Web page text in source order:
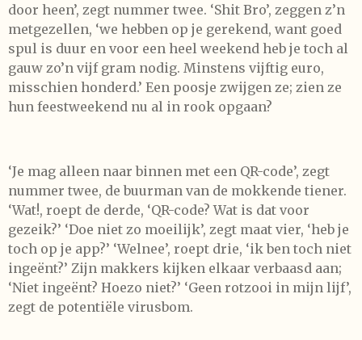
door heen’, zegt nummer twee. ‘Shit Bro’, zeggen z’n
metgezellen, ‘we hebben op je gerekend, want goed
spul is duur en voor een heel weekend heb je toch al
gauw zo’n vijf gram nodig. Minstens vijftig euro,
misschien honderd.’ Een poosje zwijgen ze; zien ze
hun feestweekend nu al in rook opgaan?
‘Je mag alleen naar binnen met een QR-code’, zegt
nummer twee, de buurman van de mokkende tiener.
‘Wat!, roept de derde, ‘QR-code? Wat is dat voor
gezeik?’ ‘Doe niet zo moeilijk’, zegt maat vier, ‘heb je
toch op je app?’ ‘Welnee’, roept drie, ‘ik ben toch niet
ingeënt?’ Zijn makkers kijken elkaar verbaasd aan;
‘Niet ingeënt? Hoezo niet?’ ‘Geen rotzooi in mijn lijf’,
zegt de potentiële virusbom.